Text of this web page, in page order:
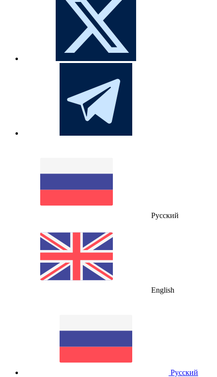
Русский
English
Русский